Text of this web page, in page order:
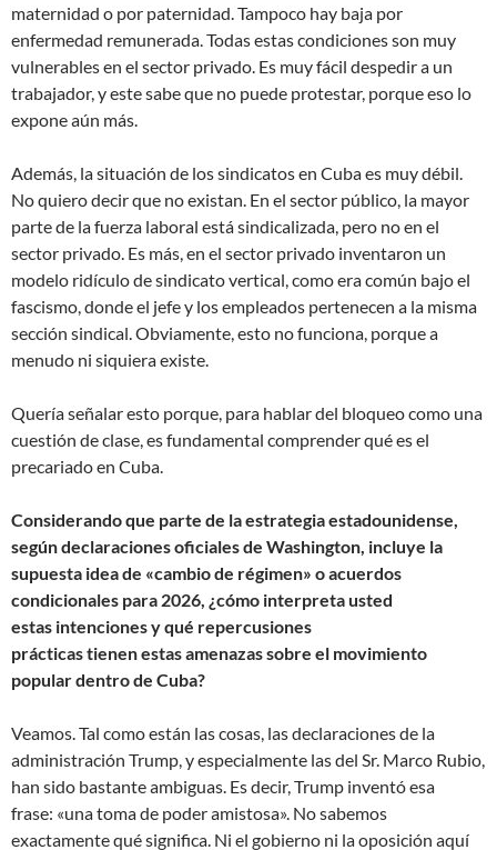
maternidad o por paternidad. Tampoco hay baja por
enfermedad remunerada. Todas estas condiciones son muy
vulnerables en el sector privado. Es muy fácil despedir a un
trabajador, y este sabe que no puede protestar, porque eso lo
expone aún más.
Además, la situación de los sindicatos en Cuba es muy débil.
No quiero decir que no existan. En el sector público, la mayor
parte de la fuerza laboral está sindicalizada, pero no en el
sector privado. Es más, en el sector privado inventaron un
modelo ridículo de sindicato vertical, como era común bajo el
fascismo, donde el jefe y los empleados pertenecen a la misma
sección sindical. Obviamente, esto no funciona, porque a
menudo ni siquiera existe.
Quería señalar esto porque, para hablar del bloqueo como una
cuestión de clase, es fundamental comprender qué es el
precariado en Cuba.
Considerando que parte de la estrategia estadounidense,
según declaraciones oficiales de Washington, incluye la
supuesta idea de «cambio de régimen» o acuerdos
condicionales para 2026, ¿cómo interpreta usted
estas intenciones y qué repercusiones
prácticas tienen estas amenazas sobre el movimiento
popular dentro de Cuba?
Veamos. Tal como están las cosas, las declaraciones de la
administración Trump, y especialmente las del Sr. Marco Rubio,
han sido bastante ambiguas. Es decir, Trump inventó esa
frase: «una toma de poder amistosa». No sabemos
exactamente qué significa. Ni el gobierno ni la oposición aquí